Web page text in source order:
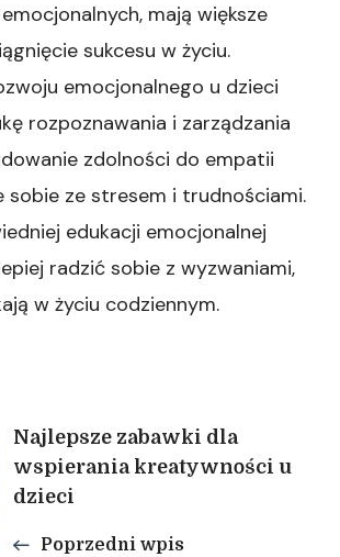
mają większe
sukcesu w życiu.
emocjonalnego u dzieci
rozpoznawania i zarządzania
zdolności do empatii
sobie ze stresem i trudnościami.
edukacji emocjonalnej
radzić sobie z wyzwaniami,
w życiu codziennym.
Najlepsze zabawki dla
wspierania kreatywności u
dzieci
Poprzedni wpis